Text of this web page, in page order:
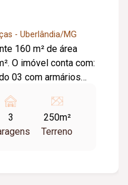
- Uberlândia/MG
160 m² de área
03 com armários
Lavanderia;
03 vagas de
3
250m²
Terreno